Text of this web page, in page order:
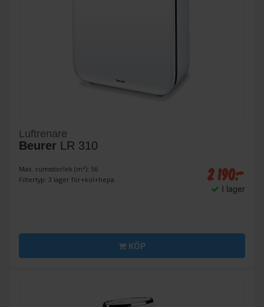
Luftrenare
Beurer LR 310
Max. rumsstorlek (m²): 56
Filtertyp: 3 lager för+kol+hepa
2 190:-
I lager
KÖP